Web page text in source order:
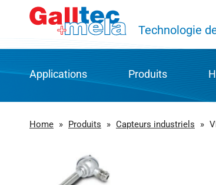
Technologie
Applications
Automatisation de processus et de
Produits
Home » Produits » Capteurs industriels »